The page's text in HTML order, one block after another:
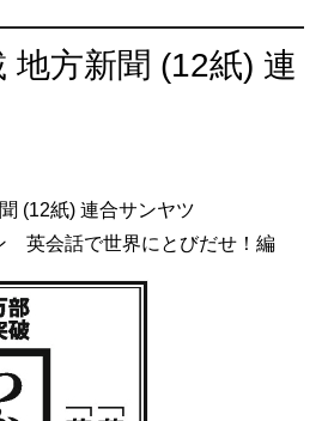
地方新聞 (12紙) 連
(12紙) 連合サンヤツ
英会話で世界にとびだせ！編